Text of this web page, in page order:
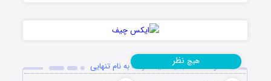
دانلود آهنگ جدید سینا سرلک به نام تنهایی
هیچ نظر